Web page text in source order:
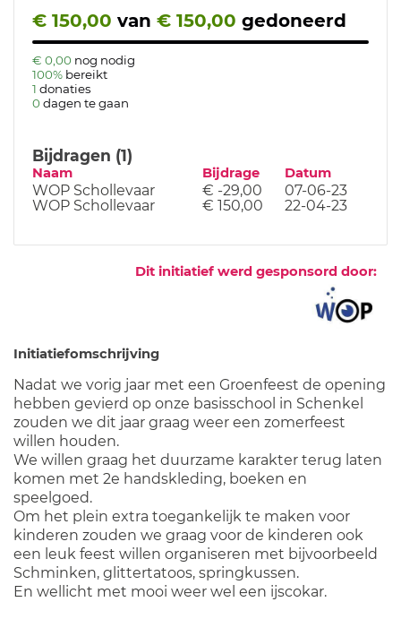
€ 150,00 van € 150,00 gedoneerd
€ 0,00 nog nodig
100% bereikt
1 donaties
0 dagen te gaan
Bijdragen (1)
Naam Bijdrage Datum
WOP Schollevaar € -29,00
07-06-23
WOP Schollevaar
€ 150,00 22-04-23
Dit initiatief werd gesponsord door:
Initiatiefomschrijving
Nadat we vorig jaar met een Groenfeest de opening
hebben gevierd op onze basisschool in Schenkel
zouden we dit jaar graag weer een zomerfeest
willen houden.
We willen graag het duurzame karakter terug laten
komen met 2e handskleding, boeken en
speelgoed.
Om het plein extra toegankelijk te maken voor
kinderen zouden we graag voor de kinderen ook
een leuk feest willen organiseren met bijvoorbeeld
Schminken, glittertatoos, springkussen.
En wellicht met mooi weer wel een ijscokar.